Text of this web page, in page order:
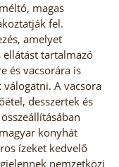
magas
fel.
amelyet
ellátást tartalmazó
és vacsorára is
A vacsora
desszertek és
konyhát
ízeket kedvelő
nemzetközi